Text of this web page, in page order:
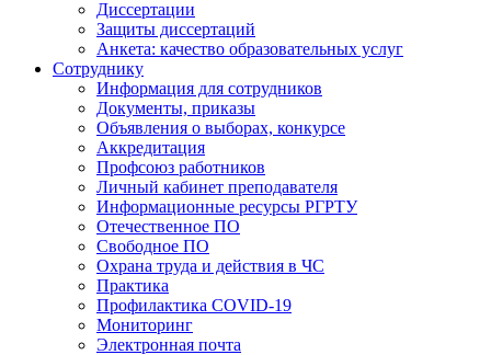
Диссертации
Защиты диссертаций
Анкета: качество образовательных услуг
Сотруднику
Информация для сотрудников
Документы, приказы
Объявления о выборах, конкурсе
Аккредитация
Профсоюз работников
Личный кабинет преподавателя
Информационные ресурсы РГРТУ
Отечественное ПО
Свободное ПО
Охрана труда и действия в ЧС
Практика
Профилактика COVID-19
Мониторинг
Электронная почта